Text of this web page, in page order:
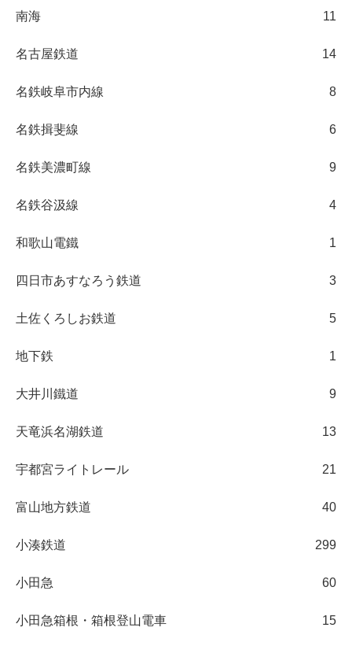
南海 11
名古屋鉄道 14
名鉄岐阜市内線 8
名鉄揖斐線 6
名鉄美濃町線 9
名鉄谷汲線 4
和歌山電鐵 1
四日市あすなろう鉄道 3
土佐くろしお鉄道 5
地下鉄 1
大井川鐵道 9
天竜浜名湖鉄道 13
宇都宮ライトレール 21
富山地方鉄道 40
小湊鉄道 299
小田急 60
小田急箱根・箱根登山電車 15